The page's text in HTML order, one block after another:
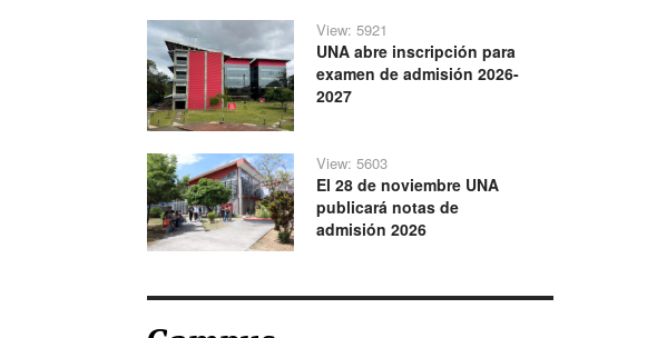
View: 5921
UNA abre inscripción para
examen de admisión 2026-
2027
View: 5603
El 28 de noviembre UNA
publicará notas de
admisión 2026